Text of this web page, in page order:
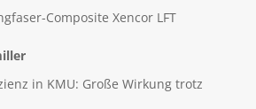
Composite Xencor LFT
in KMU: Große Wirkung trotz